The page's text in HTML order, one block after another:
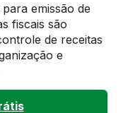
emissão de
fiscais são
de receitas
e